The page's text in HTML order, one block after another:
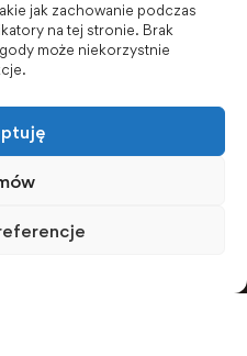
jak zachowanie podczas
na tej stronie. Brak
może niekorzystnie
PWSZ -